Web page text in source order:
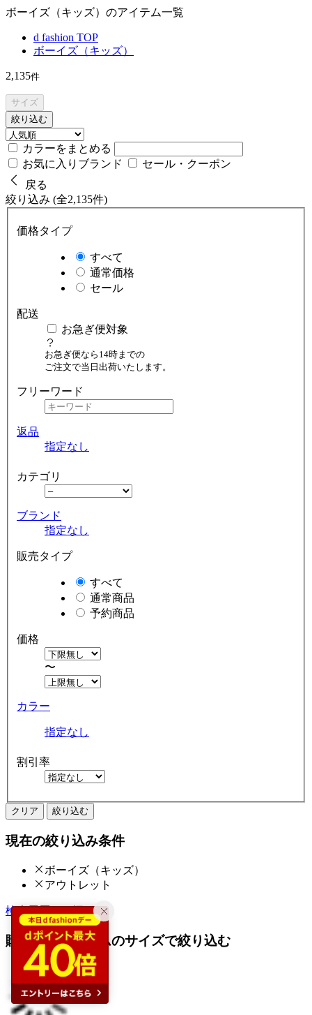
ボーイズ（キッズ）のアイテム一覧
d fashion TOP
ボーイズ（キッズ）
2,135件
サイズ
絞り込む
カラーをまとめる
お気に入りブランド
セール・クーポン
戻る
絞り込み (全2,135件)
価格タイプ
すべて
通常価格
セール
配送
お急ぎ便対象
お急ぎ便なら14時までの
ご注文で当日出荷いたします。
フリーワード
返品
指定なし
カテゴリ
ブランド
指定なし
販売タイプ
すべて
通常商品
予約商品
価格
〜
カラー
指定なし
割引率
クリア 絞り込む
現在の絞り込み条件
ボーイズ（キッズ）
アウトレット
検索履歴から探す
購入済みアイテムのサイズで絞り込む